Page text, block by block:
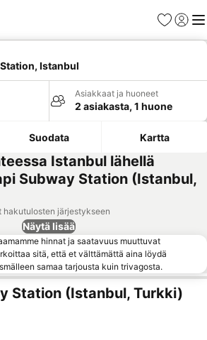
Suosikit
Istanbul
Asiakkaat ja huoneet
2 asiakasta, 1 huone
Suodata Kartta
Istanbul lähellä
Subway Station (Istanbul,
järjestykseen
Näytä lisää
hinnat ja saatavuus muuttuvat
sitä, että et välttämättä aina löydä
samaa tarjousta kuin trivagosta.
Station (Istanbul, Turkki)